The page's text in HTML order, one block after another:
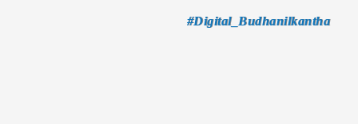
#Digital_Budhanilkantha